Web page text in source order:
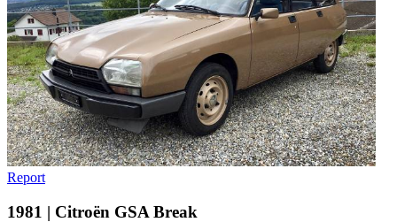
Report
1981 | Citroën GSA Break